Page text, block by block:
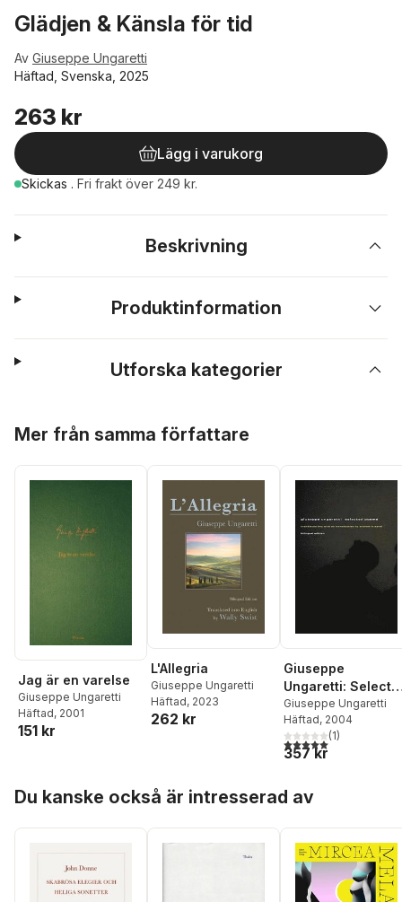
Glädjen & Känsla för tid
Av Giuseppe Ungaretti
Häftad, Svenska, 2025
263 kr
Lägg i varukorg
Skickas . Fri frakt över 249 kr.
Beskrivning
Produktinformation
Utforska kategorier
Mer från samma författare
Jag är en varelse
Giuseppe Ungaretti
Häftad, 2001
151 kr
L'Allegria
Giuseppe Ungaretti
Häftad, 2023
262 kr
Giuseppe
Ungaretti:
Poems
Giuseppe Ungaretti
Häftad, 2004
5,0utav 5 stjärnor.
(1)
357 kr
Du kanske också är intresserad av